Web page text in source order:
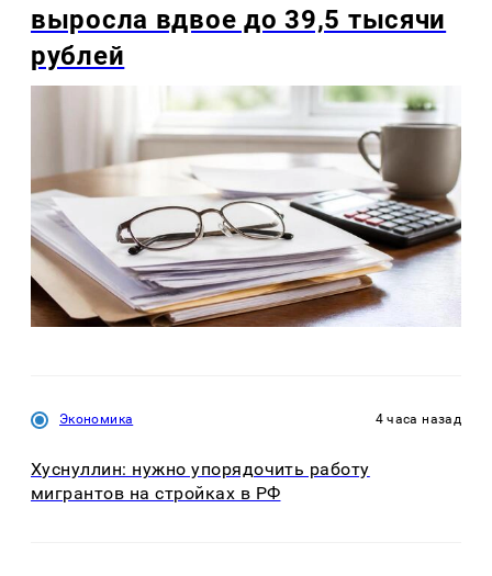
выросла вдвое до 39,5 тысячи
рублей
Экономика 4 часа назад
Хуснуллин: нужно упорядочить работу
мигрантов на стройках в РФ